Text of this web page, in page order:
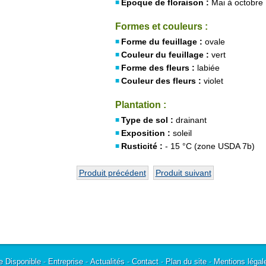
Époque de floraison : Mai à octobre
Formes et couleurs :
Forme du feuillage : ovale
Couleur du feuillage : vert
Forme des fleurs : labiée
Couleur des fleurs : violet
Plantation :
Type de sol : drainant
Exposition : soleil
Rusticité : - 15 °C (zone USDA 7b)
Produit précédent Produit suivant
Disponible- Entreprise- Actualités- Contact- Plan du site- Mentions